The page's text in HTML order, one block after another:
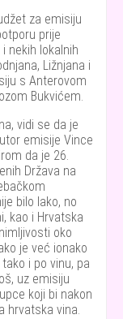
za emisiju
prije
nekih lokalnih
Ližnjana i
s Anterovom
Bukvićem.
vidi se da je
emisije Vince
da je 26.
Država na
bilo lako, no
kao i Hrvatska
oko
je već ionako
i po vinu, pa
uz emisiju
koji bi nakon
hrvatska vina.